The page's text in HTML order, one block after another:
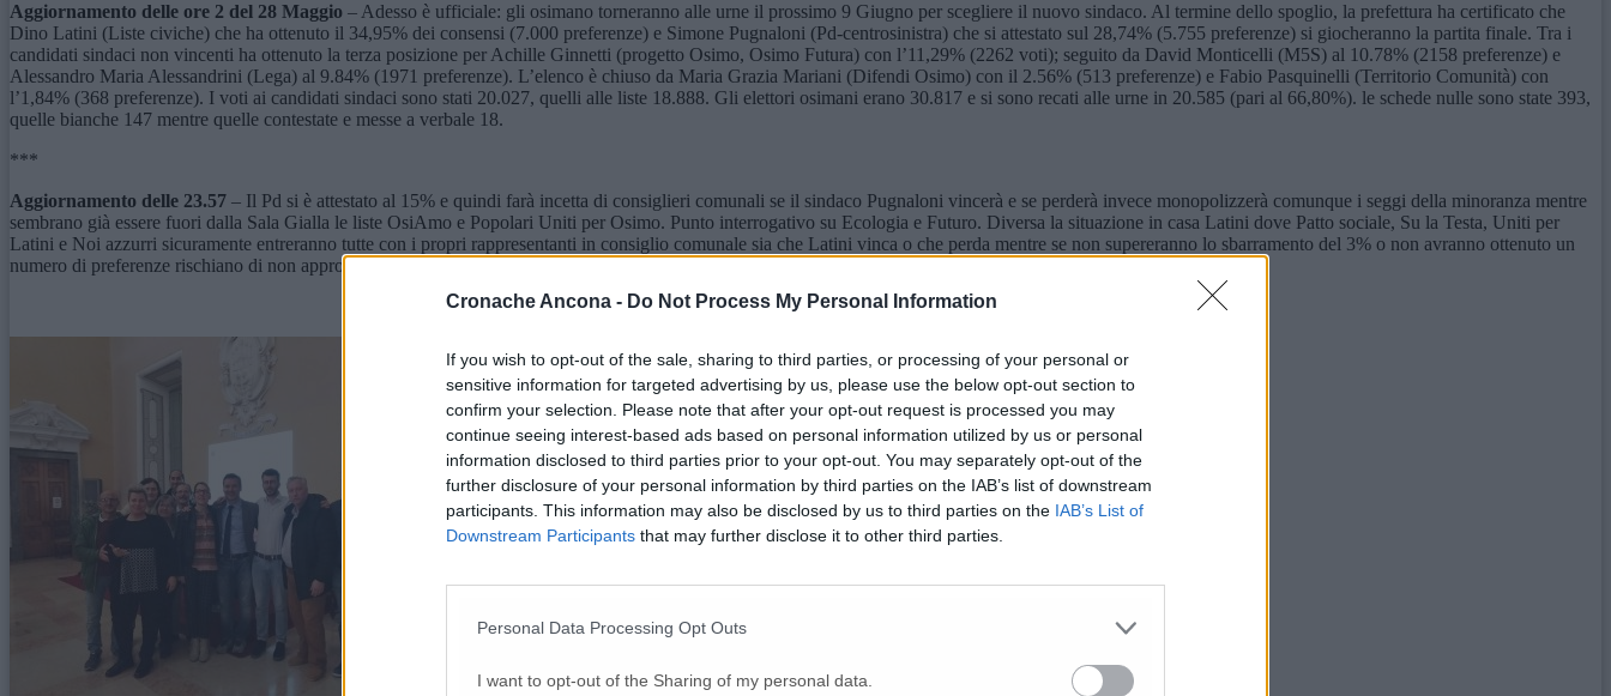
Cronache Ancona - Do Not Process My Personal Information
If you wish to opt-out of the sale, sharing to third parties, or processing of your personal or
sensitive information for targeted advertising by us, please use the below opt-out section to
confirm your selection. Please note that after your opt-out request is processed you may
continue seeing interest-based ads based on personal information utilized by us or personal
information disclosed to third parties prior to your opt-out. You may separately opt-out of the
further disclosure of your personal information by third parties on the IAB’s list of downstream
participants. This information may also be disclosed by us to third parties on the IAB’s List of
Downstream Participants that may further disclose it to other third parties.
Personal Data Processing Opt Outs
I want to opt-out of the Sharing of my personal data.
Aggiornamento delle ore 2 del 28 Maggio – Adesso è ufficiale: gli osimano torneranno alle urne il prossimo 9 Giugno per scegliere il nuovo sindaco. Al termine dello spoglio, la prefettura ha certificato che
Dino Latini (Liste civiche) che ha ottenuto il 34,95% dei consensi (7.000 preferenze) e Simone Pugnaloni (Pd-centrosinistra) che si attestato sul 28,74% (5.755 preferenze) si giocheranno la partita finale. Tra i
candidati sindaci non vincenti ha ottenuto la terza posizione per Achille Ginnetti (progetto Osimo, Osimo Futura) con l’11,29% (2262 voti); seguito da David Monticelli (M5S) al 10.78% (2158 preferenze) e
Alessandro Maria Alessandrini (Lega) al 9.84% (1971 preferenze). L’elenco è chiuso da Maria Grazia Mariani (Difendi Osimo) con il 2.56% (513 preferenze) e Fabio Pasquinelli (Territorio Comunità) con
l’1,84% (368 preferenze). I voti ai candidati sindaci sono stati 20.027, quelli alle liste 18.888. Gli elettori osimani erano 30.817 e si sono recati alle urne in 20.585 (pari al 66,80%). le schede nulle sono state 393,
quelle bianche 147 mentre quelle contestate e messe a verbale 18.
***
Aggiornamento delle 23.57 – Il Pd si è attestato al 15% e quindi farà incetta di consiglieri comunali se il sindaco Pugnaloni vincerà e se perderà invece monopolizzerà comunque i seggi della minoranza mentre
sembrano già essere fuori dalla Sala Gialla le liste OsiAmo e Popolari Uniti per Osimo. Punto interrogativo su Ecologia e Futuro. Diversa la situazione in casa Latini dove Patto sociale, Su la Testa, Uniti per
Latini e Noi azzurri sicuramente entreranno tutte con i propri rappresentanti in consiglio comunale sia che Latini vinca o che perda mentre se non supereranno lo sbarramento del 3% o non avranno ottenuto un
numero di preferenze rischiano di non approdare nel parlamentino cittadino la lista Green e Osimo Civica
***